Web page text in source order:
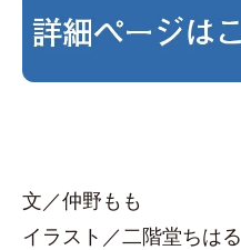
文／仲野もも
イラスト／二階堂ちはる